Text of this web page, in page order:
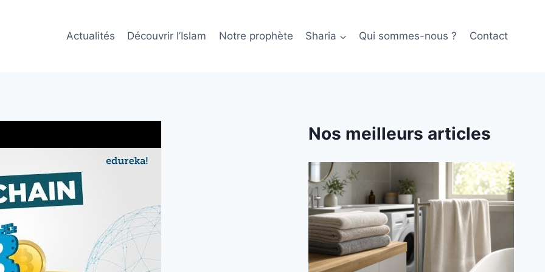
Actualités Découvrir l’Islam Notre prophète Sharia Qui sommes-nous ? Contact
Nos meilleurs articles